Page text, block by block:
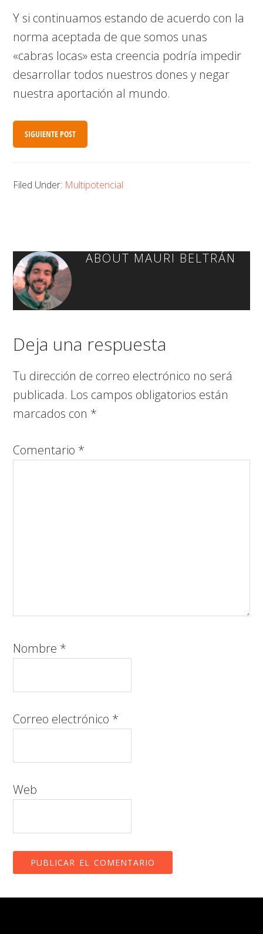
Y si continuamos estando de acuerdo con la
norma aceptada de que somos unas
«cabras locas» esta creencia podría impedir
desarrollar todos nuestros dones y negar
nuestra aportación al mundo.
SIGUIENTE POST
Filed Under: Multipotencial
ABOUT MAURI BELTRÁN
Deja una respuesta
Tu dirección de correo electrónico no será
publicada. Los campos obligatorios están
marcados con *
Comentario *
Nombre *
Correo electrónico *
Web